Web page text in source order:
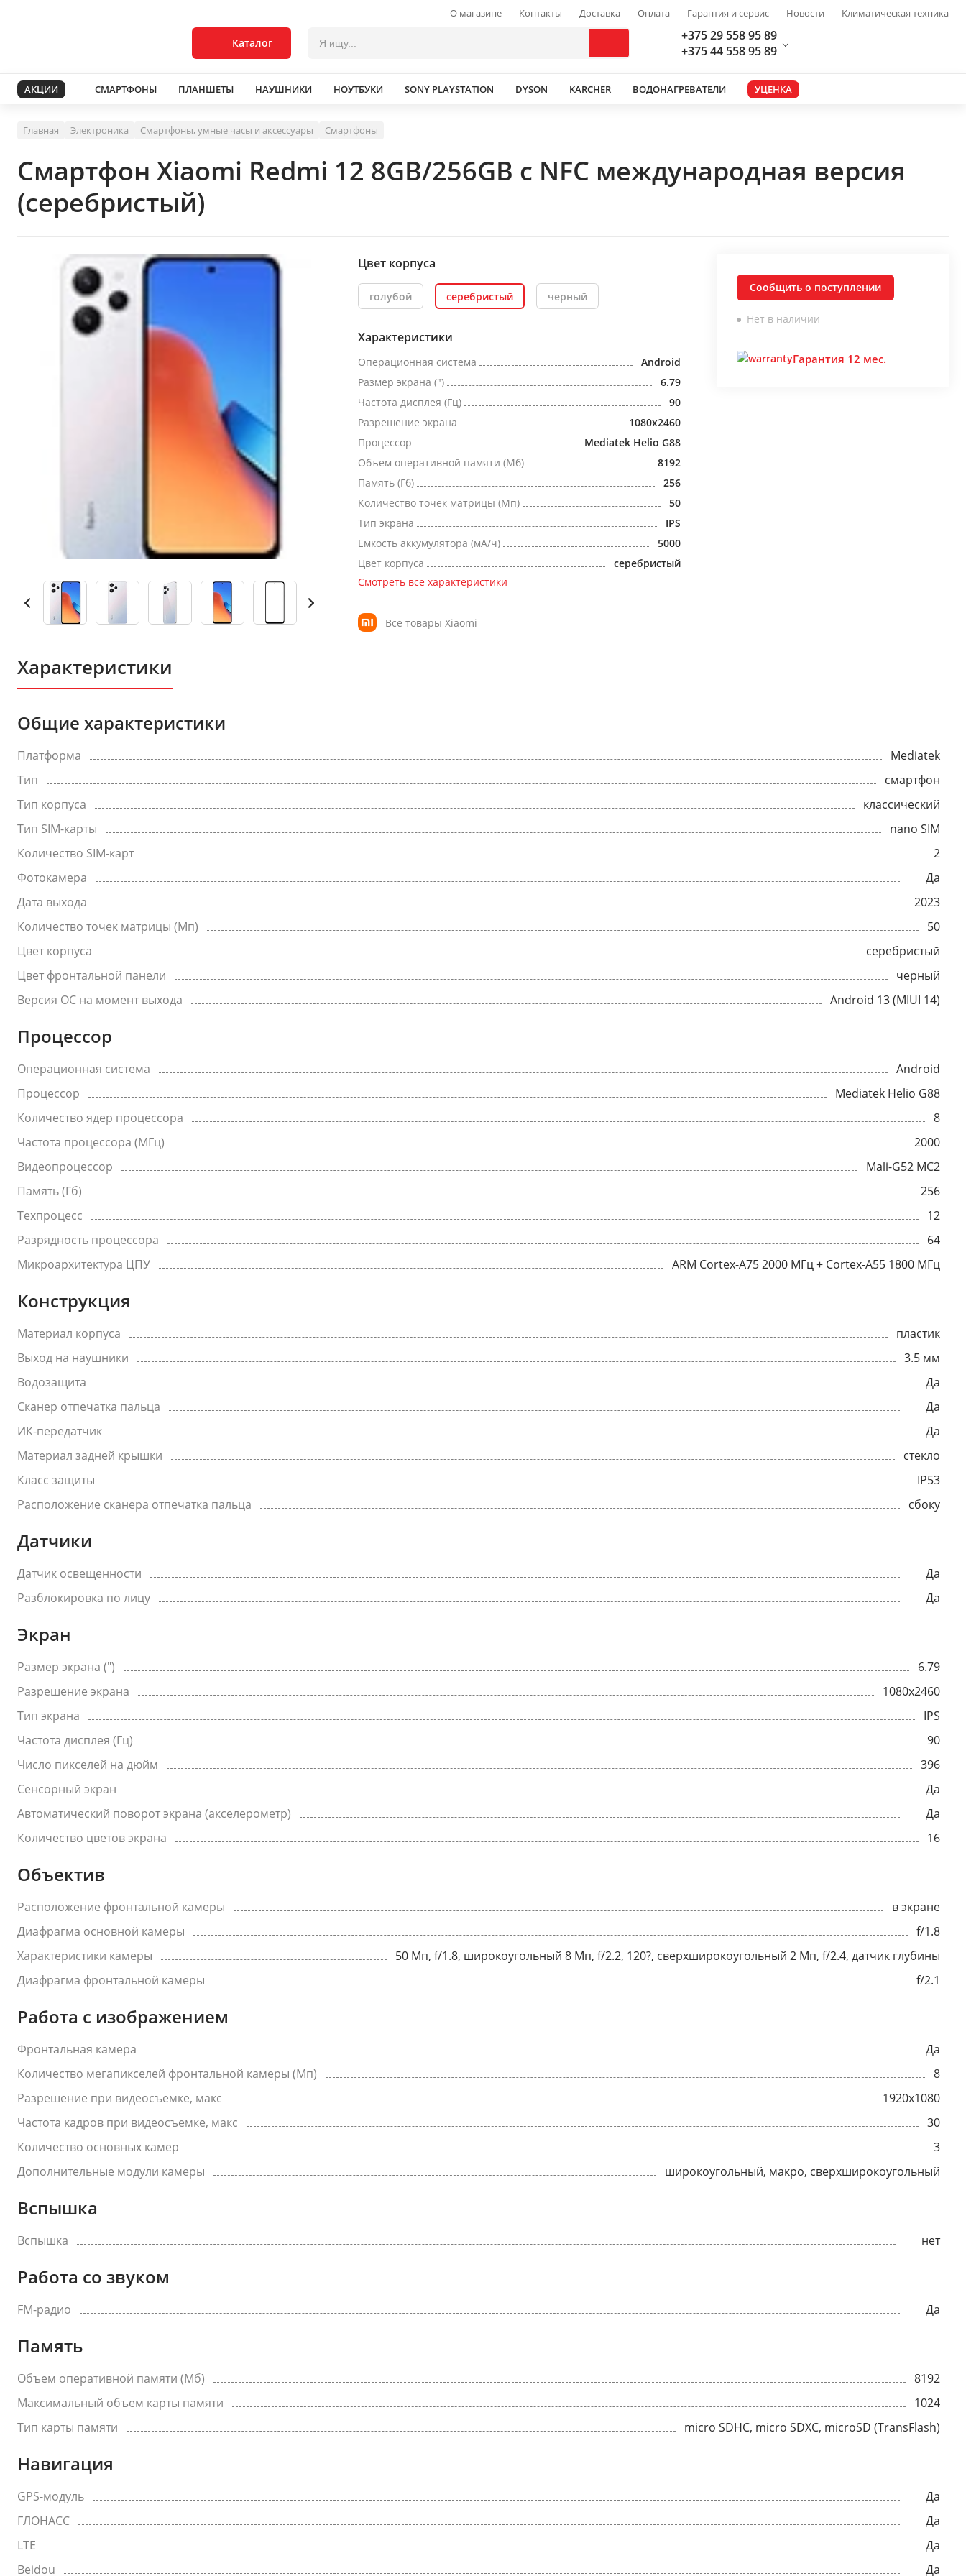
О магазине Контакты Доставка Оплата Гарантия и сервис Новости Климатическая техника
Каталог
+375 29 558 95 89
+375 44 558 95 89
АКЦИИ СМАРТФОНЫ ПЛАНШЕТЫ НАУШНИКИ НОУТБУКИ SONY PLAYSTATION DYSON KARCHER ВОДОНАГРЕВАТЕЛИ УЦЕНКА
Главная Электроника Смартфоны, умные часы и аксессуары Смартфоны
Смартфон Xiaomi Redmi 12 8GB/256GB с NFC международная версия
(серебристый)
Цвет корпуса
голубой серебристый черный
Характеристики
Операционная система
Android
Размер экрана (")
6.79
Частота дисплея (Гц)
90
Разрешение экрана
1080x2460
Процессор
Mediatek Helio G88
Объем оперативной памяти (Мб)
8192
Память (Гб)
256
Количество точек матрицы (Мп)
50
Тип экрана
IPS
Емкость аккумулятора (мА/ч)
5000
Цвет корпуса
серебристый
Смотреть все характеристики
Все товары Xiaomi
Сообщить о поступлении
Нет в наличии
Гарантия 12 мес.
Характеристики
Общие характеристики
Платформа
Mediatek
Тип
смартфон
Тип корпуса
классический
Тип SIM-карты
nano SIM
Количество SIM-карт
2
Фотокамера
Да
Дата выхода
2023
Количество точек матрицы (Мп)
50
Цвет корпуса
серебристый
Цвет фронтальной панели
черный
Версия ОС на момент выхода
Android 13 (MIUI 14)
Процессор
Операционная система
Android
Процессор
Mediatek Helio G88
Количество ядер процессора
8
Частота процессора (МГц)
2000
Видеопроцессор
Mali-G52 MC2
Память (Гб)
256
Техпроцесс
12
Разрядность процессора
64
Микроархитектура ЦПУ
ARM Cortex-A75 2000 МГц + Cortex-A55 1800 МГц
Конструкция
Материал корпуса
пластик
Выход на наушники
3.5 мм
Водозащита
Да
Сканер отпечатка пальца
Да
ИК-передатчик
Да
Материал задней крышки
стекло
Класс защиты
IP53
Расположение сканера отпечатка пальца
сбоку
Датчики
Датчик освещенности
Да
Разблокировка по лицу
Да
Экран
Размер экрана (")
6.79
Разрешение экрана
1080x2460
Тип экрана
IPS
Частота дисплея (Гц)
90
Число пикселей на дюйм
396
Сенсорный экран
Да
Автоматический поворот экрана (акселерометр)
Да
Количество цветов экрана
16
Объектив
Расположение фронтальной камеры
в экране
Диафрагма основной камеры
f/1.8
Характеристики камеры
50 Мп, f/1.8, широкоугольный 8 Мп, f/2.2, 120?, сверхширокоугольный 2 Мп, f/2.4, датчик глубины
Диафрагма фронтальной камеры
f/2.1
Работа с изображением
Фронтальная камера
Да
Количество мегапикселей фронтальной камеры (Мп)
8
Разрешение при видеосъемке, макс
1920x1080
Частота кадров при видеосъемке, макс
30
Количество основных камер
3
Дополнительные модули камеры
широкоугольный, макро, сверхширокоугольный
Вспышка
Вспышка нет
Работа со звуком
FM-радио Да
Память
Объем оперативной памяти (Мб)
8192
Максимальный объем карты памяти
1024
Тип карты памяти
micro SDHC, micro SDXC, microSD (TransFlash)
Навигация
GPS-модуль
Да
ГЛОНАСС
Да
LTE
Да
Beidou
Да